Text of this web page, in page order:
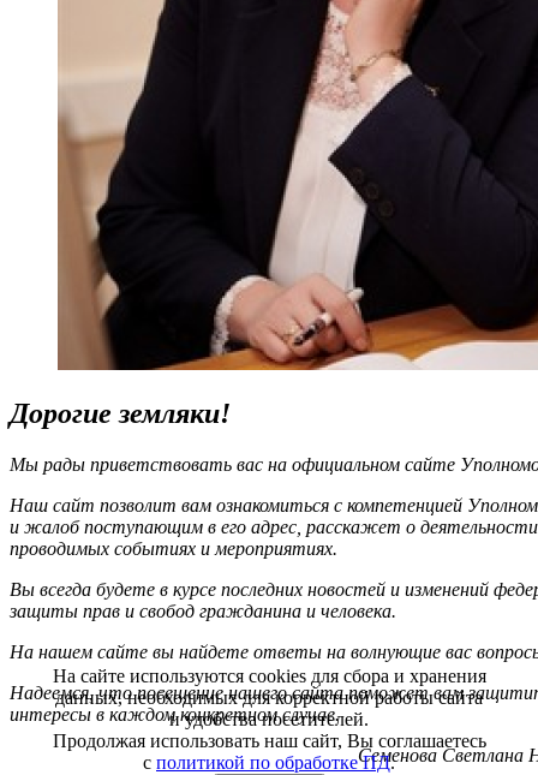
Дорогие земляки!
Мы рады приветствовать вас на официальном сайте
Наш сайт позволит вам ознакомиться с компетенцией
и жалоб поступающим в его адрес, расскажет о
проводимых событиях и мероприятиях.
Вы всегда будете в курсе последних новостей и изменений
защиты прав и свобод гражданина и человека.
На нашем сайте вы найдете ответы на волнующие вас
Надеемся, что посещение нашего сайта поможет вам
интересы в каждом конкретном случае.
Семенова Светлана
На сайте используются cookies для сбора и хранения
данных, необходимых для корректной работы сайта
и удобства посетителей.
Продолжая использовать наш сайт, Вы соглашаетесь
с политикой по обработке ПД.